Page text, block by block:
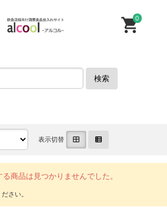
0
検索
表示切替
商品は見つかりませんでした。